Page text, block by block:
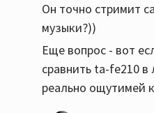
Он точно стримит
музыки?))
Еще вопрос - вот
сравнить ta-fe210
реально ощутимей